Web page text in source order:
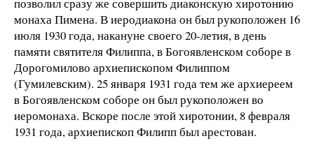
позволил сразу же совершить диаконскую хиротонию
монаха Пимена. В иеродиакона он был рукоположен 16
июля 1930 года, накануне своего 20-летия, в день
памяти святителя Филиппа, в Богоявленском соборе в
Дорогомилово архиепископом Филиппом
(Гумилевским). 25 января 1931 года тем же архиереем
в Богоявленском соборе он был рукоположен во
иеромонаха. Вскоре после этой хиротонии, 8 февраля
1931 года, архиепископ Филипп был арестован.